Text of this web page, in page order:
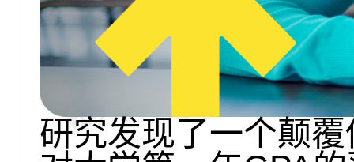
研究发现了一个颠